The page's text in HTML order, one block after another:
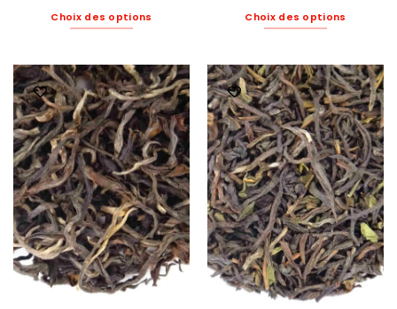
Choix des options
a
plusieurs
variations.
Les
options
peuvent
être
choisies
sur
la
page
du
produit
Choix des options
a
plusieurs
variations.
Les
options
peuvent
être
choisies
sur
la
page
du
produit